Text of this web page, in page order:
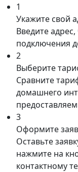
1
Укажите свой
Введите
подключения
2
Выберите
Сравните
домашнего
3
Оформите
Оставьте
нажмите на
контактному